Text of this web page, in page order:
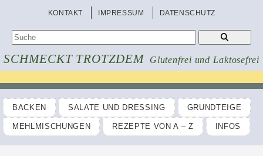
KONTAKT IMPRESSUM DATENSCHUTZ
SCHMECKT TROTZDEM Glutenfrei und Laktosefrei
BACKEN SALATE UND DRESSING GRUNDTEIGE
MEHLMISCHUNGEN REZEPTE VON A – Z INFOS